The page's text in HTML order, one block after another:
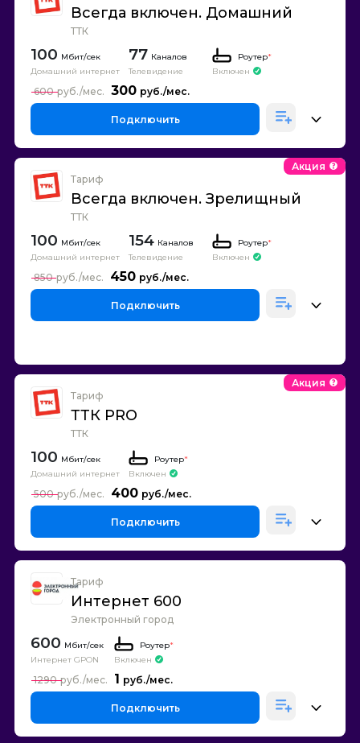
Всегда включен. Домашний
ТТК
100
Домашний интернет
77 Каналов
Телевидение
Роутер*
Включен
300
600
Подключить
Тариф
Всегда включен. Зрелищный
ТТК
Акция
100
Домашний интернет
154 Каналов
Телевидение
Роутер*
Включен
450
850
Подключить
Тариф
ТТК PRO
ТТК
Акция
100
Домашний интернет
Роутер*
Включен
400
500
Подключить
Тариф
Интернет 600
Электронный город
600
Интернет GPON
Роутер*
Включен
1
1290
Подключить